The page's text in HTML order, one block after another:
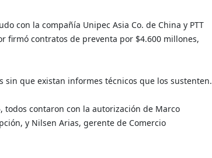
con la compañía Unipec Asia Co. de China y PTT
firmó contratos de preventa por $4.600 millones,
que existan informes técnicos que los sustenten.
contaron con la autorización de Marco
y Nilsen Arias, gerente de Comercio